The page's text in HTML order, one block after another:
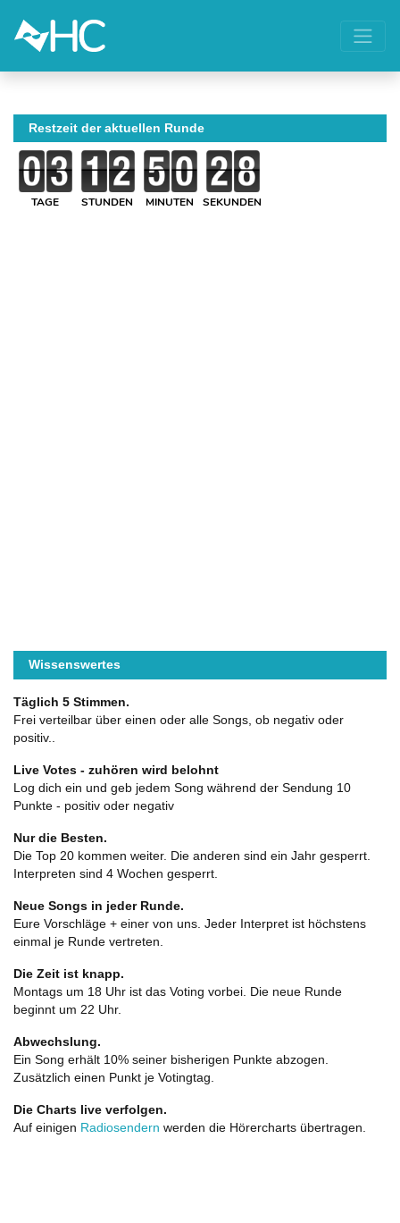
Restzeit der aktuellen Runde
TAGE STUNDEN MINUTEN SEKUNDEN
Wissenswertes
Täglich 5 Stimmen.
Frei verteilbar über einen oder alle Songs, ob negativ oder
positiv..
Live Votes - zuhören wird belohnt
Log dich ein und geb jedem Song während der Sendung 10
Punkte - positiv oder negativ
Nur die Besten.
Die Top 20 kommen weiter. Die anderen sind ein Jahr gesperrt.
Interpreten sind 4 Wochen gesperrt.
Neue Songs in jeder Runde.
Eure Vorschläge + einer von uns. Jeder Interpret ist höchstens
einmal je Runde vertreten.
Die Zeit ist knapp.
Montags um 18 Uhr ist das Voting vorbei. Die neue Runde
beginnt um 22 Uhr.
Abwechslung.
Ein Song erhält 10% seiner bisherigen Punkte abzogen.
Zusätzlich einen Punkt je Votingtag.
Die Charts live verfolgen.
Auf einigen Radiosendern werden die Hörercharts übertragen.